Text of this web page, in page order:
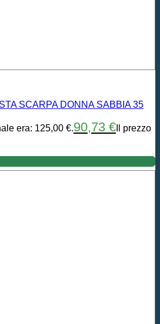
SCARPA DONNA SABBIA 35
era: 125,00 €.90,73 € Il prezzo